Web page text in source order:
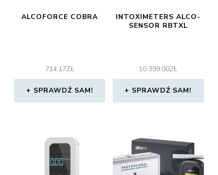
ALCOFORCE COBRA
714,17ZŁ
SPRAWDŹ SAM!
INTOXIMETERS ALCO-
SENSOR RBTXL
10 399,00ZŁ
SPRAWDŹ SAM!